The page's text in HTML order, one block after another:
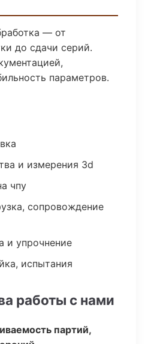
— от
до сдачи серий.
параметров.
и измерения 3d
чпу
сопровождение
и упрочнение
испытания
работы с нами
партий,